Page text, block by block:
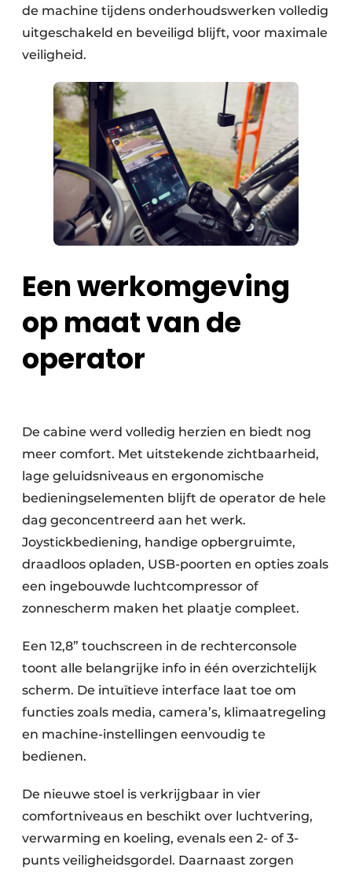
de machine tijdens onderhoudswerken volledig
uitgeschakeld en beveiligd blijft, voor maximale
veiligheid.
Een werkomgeving
op maat van de
operator
De cabine werd volledig herzien en biedt nog
meer comfort. Met uitstekende zichtbaarheid,
lage geluidsniveaus en ergonomische
bedieningselementen blijft de operator de hele
dag geconcentreerd aan het werk.
Joystickbediening, handige opbergruimte,
draadloos opladen, USB-poorten en opties zoals
een ingebouwde luchtcompressor of
zonnescherm maken het plaatje compleet.
Een 12,8” touchscreen in de rechterconsole
toont alle belangrijke info in één overzichtelijk
scherm. De intuïtieve interface laat toe om
functies zoals media, camera’s, klimaatregeling
en machine-instellingen eenvoudig te
bedienen.
De nieuwe stoel is verkrijgbaar in vier
comfortniveaus en beschikt over luchtvering,
verwarming en koeling, evenals een 2- of 3-
punts veiligheidsgordel. Daarnaast zorgen